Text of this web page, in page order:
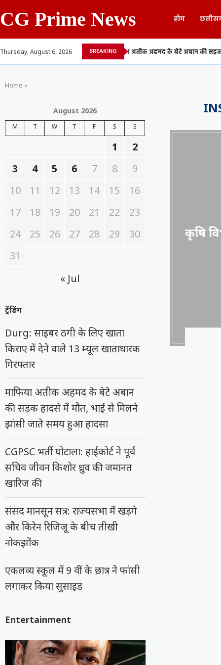
CG Prime News होम
Thursday, August 6, 2026 BREAKING
में देने वाले 13... माफिया अतीक अहमद के बेटे अबान की सड़क हादसे में
Home »
कृषि
August 2026
M T W T F S S
1
2
3
4 5 6 7 8
9
10
11 12 13 14 15
16
17
18 19 20 21 22
23
24
25 26 27 28 29
30
31
« Jul
ट्रेंडिंग
Durg: साइबर ठगी के लिए खाता
किराए में देने वाले 13 म्यूल खाताधारक
गिरफ्तार
माफिया अतीक अहमद के बेटे अबान
की सड़क हादसे में मौत, भाई से मिलने
झांसी जाते समय हुआ हादसा
CGPSC भर्ती घोटाला: हाईकोर्ट ने पूर्व
सचिव जीवन किशोर ध्रुव की जमानत
खारिज की
संसद मानसून सत्र: राज्यसभा में खड़गे
और किरेन रिजिजू के बीच तीखी
नोकझोंक
एकलव्य स्कूल में 9 वीं के छात्र ने फांसी
लगाकर किया सुसाइड
Entertainment